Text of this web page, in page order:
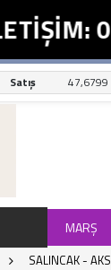
Satış 47,6799
MARŞ
SALINCAK -